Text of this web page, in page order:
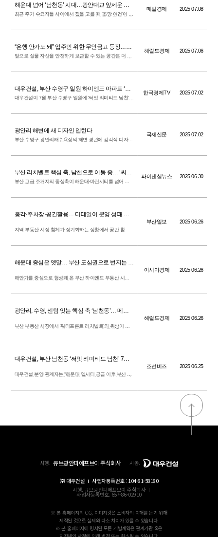
해운대 넘어 ‘남천동’ 시대…광안대교 앞세운 프
리미엄 입지 부각
최근 주거 수요자들 사이에서 집을 고를 때 ‘조망 여건’이 핵
심 요소로 자리잡고 있다. 바다와 지역 상징물을 동시에 내
매일경제 2025.07.08
“은행 안가도 돼” 입주민 위한 무인금고 등장…커
뮤니티는 진화 중 [부동산360]
앞으로 실물 자산을 안전하게 보관할 수 있는 공간은 더 중
요해집니다. 무인 금고 또한 하이엔드 브랜드의 위상에 맞
헤럴드경제 2025.07.06
대우건설, 부산 수영구 일원 하이엔드 아파트 ‘써
밋 리미티드 남천’ 분양 앞둬
대우건설이 7월 부산 수영구 일원에 ‘써밋 리미티드 남천’
분양을 앞두고 있다. 해운대 엘시티 이후 10년 만에 선보이
한국경제TV 2025.07.02
광안리 해변에 새 디자인 입힌다
부산 수영구 광안리해수욕장의 해변 경관에 감각적 디자인
을 입히는 정비 사업이 추진된다.
국제신문 2025.07.02
부산 리치벨트 핵심 축, 남천으로 이동 중… ‘써밋
리미티드 남천’, 하이엔드 주거지 새 기준 제시
부산 고급 주거지의 중심축이 해운대·마린시티를 넘어 전
통 부촌 남천동으로 이동하는 흐름이 본격화하고 있다.
파이낸셜뉴스 2025.06.30
총각·주차장·공간활용… 디테일이 분양 성패 좌
지역 부동산 시장 침체가 장기화하는 상황에서 공간 활용
등 디테일을 앞세운 단지들은 준수한 분양 성적표를 받아
부산일보 2025.06.26
해운대 중심은 옛말… 부산 도심권으로 번지는 하
해안가를 중심으로 형성돼 온 부산 하이엔드 부동산 시장
에 대대적인 지각변동이 예고된다.
아시아경제 2025.06.26
광안리, 수영, 센텀 잇는 핵심 축 ‘남천동’… 메가
부산 부동산 시장에서 ‘워터프론트 리치벨트’의 위상이 여
전히 견고한 가운데, 고급 주거벨트의 새로운 중심축으로
헤럴드경제 2025.06.26
대우건설, 부산 남천동 ‘써밋 리미티드 남천’ 7월
대우건설 분양 관계자는 “해운대 엘시티 공급 이후 부산 하
이엔드 시장에 10년 만에 등장한 새 아파트로, 하이엔드의
조선비즈 2025.06.25
시행. 큐브광안피에프브이 주식회사 시공.
㈜ 대우건설
사업자등록번호 : 104-81-58180
시행. 큐브광안피에프브이 주식회사
사업자등록번호. 657-86-02910
※ 본 홈페이지의 CG, 이미지컷은 소비자의 이해를 돕기 위해
제작된 것으로 실제와 다소 차이가 있을 수 있습니다.
※ 본 홈페이지에 명시된 모든 개발계획은 관계기관 혹은